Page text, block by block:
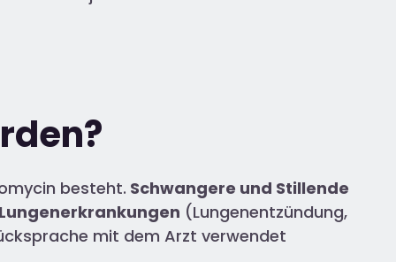
besteht. Schwangere und Stillende
(Lungenentzündung,
mit dem Arzt verwendet